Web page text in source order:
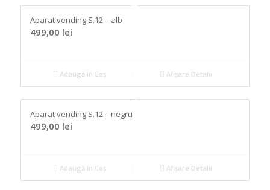
Aparat vending S.12 – alb
499,00 lei
Adaugă în Coș Afișare Detalii
Aparat vending S.12 – negru
499,00 lei
Adaugă în Coș Afișare Detalii